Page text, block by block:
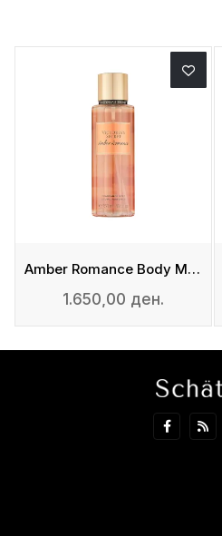
Amber Romance Body Mist
1.650,00 ден.